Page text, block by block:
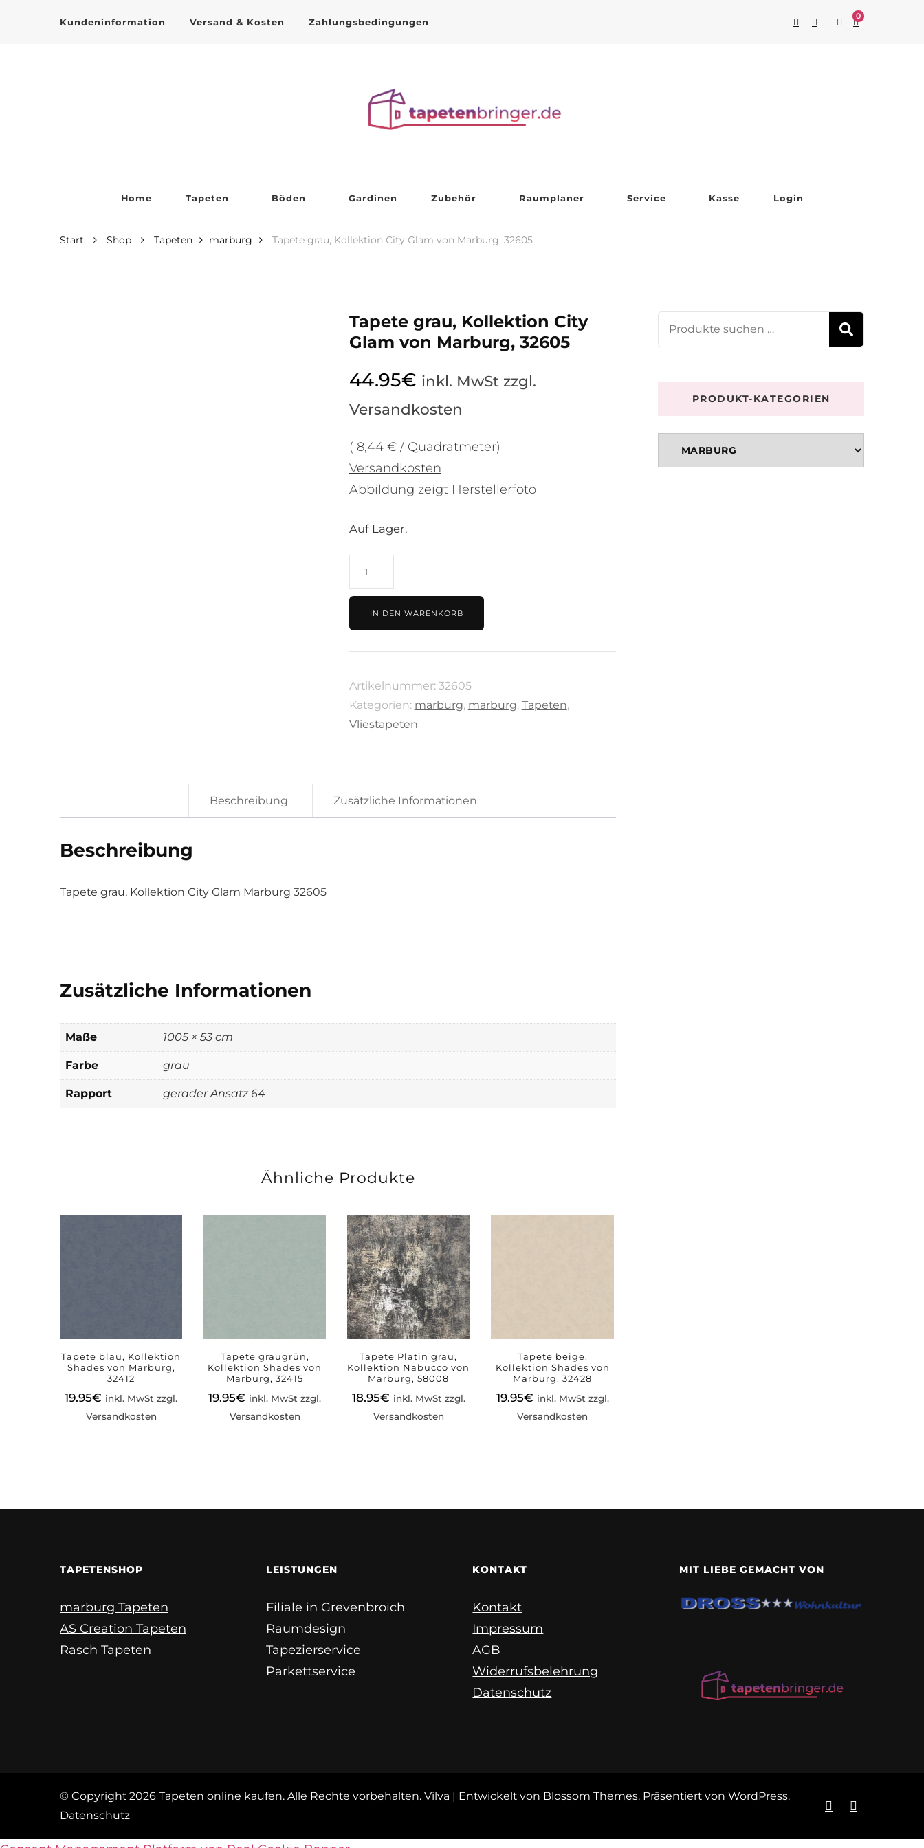
Kundeninformation Versand & Kosten Zahlungsbedingungen
0
Home Tapeten Böden Gardinen Zubehör Raumplaner Service Kasse Login
Start Shop Tapeten marburg Tapete grau, Kollektion City Glam von Marburg, 32605
Tapete grau, Kollektion City
Glam von Marburg, 32605
44.95€ inkl. MwSt zzgl.
Versandkosten
( 8,44 € / Quadratmeter)
Versandkosten
Abbildung zeigt Herstellerfoto
Auf Lager.
Tapete
grau,
Kollektion
City
Glam
Marburg,
32605
Menge
IN DEN WARENKORB
Artikelnummer: 32605
Kategorien: marburg, marburg, Tapeten,
Vliestapeten
Beschreibung Zusätzliche Informationen
Beschreibung
Tapete grau, Kollektion City Glam Marburg 32605
Zusätzliche Informationen
Maße 1005 × 53 cm
Farbe grau
Rapport gerader Ansatz 64
Ähnliche Produkte
Tapete blau, Kollektion
Shades von Marburg,
32412
19.95€ inkl. MwSt zzgl.
Versandkosten
Tapete graugrün,
Kollektion Shades von
Marburg, 32415
19.95€ inkl. MwSt zzgl.
Versandkosten
Tapete Platin grau,
Kollektion Nabucco von
Marburg, 58008
18.95€ inkl. MwSt zzgl.
Versandkosten
Tapete beige,
Kollektion Shades von
Marburg, 32428
19.95€ inkl. MwSt zzgl.
Versandkosten
Suchen
nach:
PRODUKT-KATEGORIEN
TAPETENSHOP
marburg Tapeten
AS Creation Tapeten
Rasch Tapeten
LEISTUNGEN
Filiale in Grevenbroich
Raumdesign
Tapezierservice
Parkettservice
KONTAKT
Kontakt
Impressum
AGB
Widerrufsbelehrung
Datenschutz
MIT LIEBE GEMACHT VON
© Copyright 2026 Tapeten online kaufen. Alle Rechte vorbehalten. Vilva | Entwickelt von Blossom Themes. Präsentiert von WordPress.
Datenschutz